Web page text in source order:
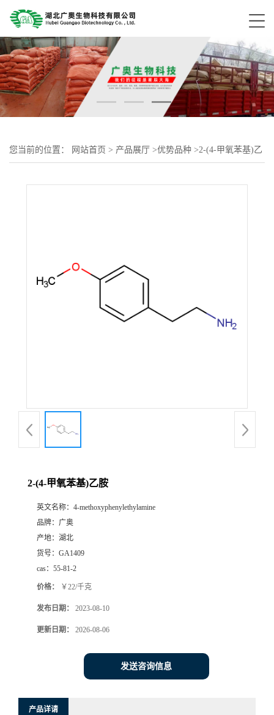
您当前的位置： 网站首页 > 产品展厅 >优势品种 >2-(4-甲氧苯基)乙
2-(4-甲氧苯基)乙胺
英文名称： 4-methoxyphenylethylamine
品牌： 广奥
产地： 湖北
货号： GA1409
cas： 55-81-2
价格： ￥22/千克
发布日期： 2023-08-10
更新日期： 2026-08-06
发送咨询信息
产品详请